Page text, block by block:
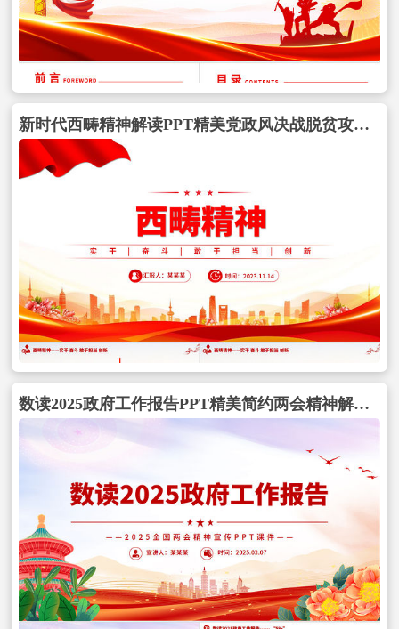
新时代西畴精神解读PPT精美党政风决战脱贫攻坚决胜全面小康中国精神谱系课件包含
数读2025政府工作报告PPT精美简约两会精神解读课件包含